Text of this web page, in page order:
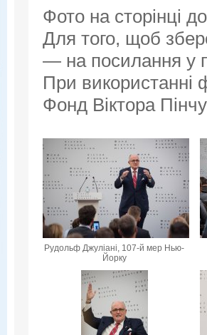
Фото на сторінці
Для того, щоб
— на посилання у
При використанні
Фонд Віктора
Рудольф Джуліані, 107-й мер Нью-
Йорку